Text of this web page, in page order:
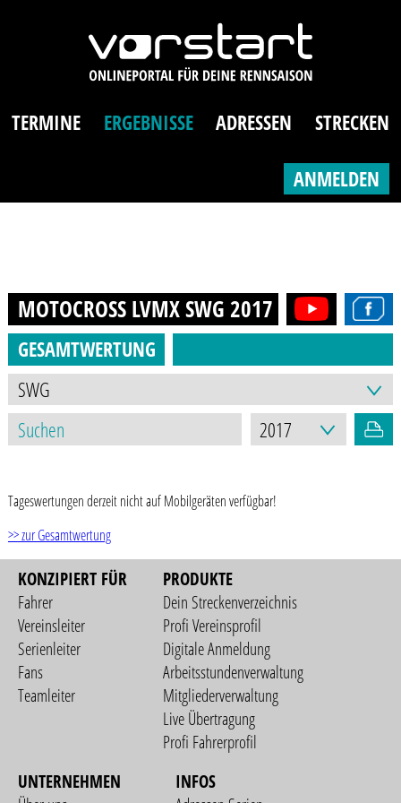
TERMINE ERGEBNISSE ADRESSEN STRECKEN
ANMELDEN
MOTOCROSS LVMX SWG 2017
GESAMTWERTUNG
Tageswertungen derzeit nicht auf Mobilgeräten verfügbar!
>> zur Gesamtwertung
KONZIPIERT FÜR
Fahrer
Vereinsleiter
Serienleiter
Fans
Teamleiter
PRODUKTE
Dein Streckenverzeichnis
Profi Vereinsprofil
Digitale Anmeldung
Arbeitsstundenverwaltung
Mitgliederverwaltung
Live Übertragung
Profi Fahrerprofil
UNTERNEHMEN
INFOS